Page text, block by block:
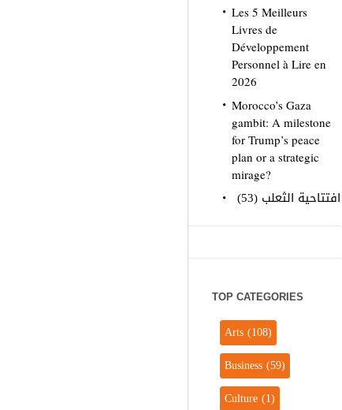
Les 5 Meilleurs
Livres de
Développement
Personnel à Lire en
2026
Morocco’s Gaza
gambit: A milestone
for Trump’s peace
plan or a strategic
mirage?
افتتاحية الثعلب (53)
TOP CATEGORIES
Arts(108)
Business(59)
Culture(1)